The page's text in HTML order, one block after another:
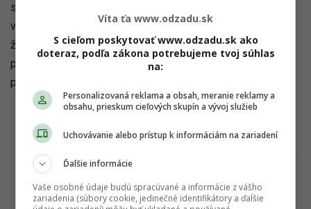
síce je drahý, ale zbaví ťa prvých vrások, iný definitívne
vylieči tvoje vyrážky a ďalší je zas z diamantov a zmení
život. Nivea hrá čistú hru. Nechváli sa niečím, čím nie je, ale
ponúka rokmi overenú kvalitu za prijateľnú cenu. Čo viac si
priať?
Víta ťa www.odzadu.sk
S cieľom poskytovať www.odzadu.sk ako
doteraz, podľa zákona potrebujeme tvoj súhlas
na:
Personalizovaná reklama a obsah, meranie reklamy a
obsahu, prieskum cieľových skupín a vývoj služieb
Uchovávanie alebo prístup k informáciám na zariadení
Ďalšie informácie
Vaše osobné údaje budú spracúvané a informácie z vášho
zariadenia (súbory cookie, jedinečné identifikátory a ďalšie